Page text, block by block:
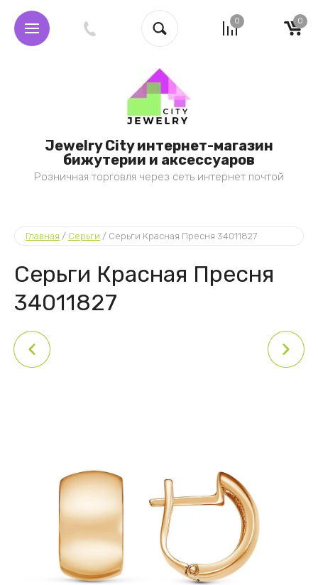
0 0
Jewelry City интернет-магазин
бижутерии и аксессуаров
Розничная торговля через сеть интернет почтой
Главная / Серьги / Серьги Красная Пресня 34011827
Серьги Красная Пресня
34011827